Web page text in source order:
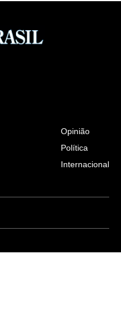
Opinião
Política
Internacional